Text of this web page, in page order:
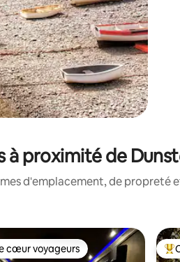
à proximité de
d'emplacement, de propreté
cœur voyageurs les plus appréciés
cœur voyageurs